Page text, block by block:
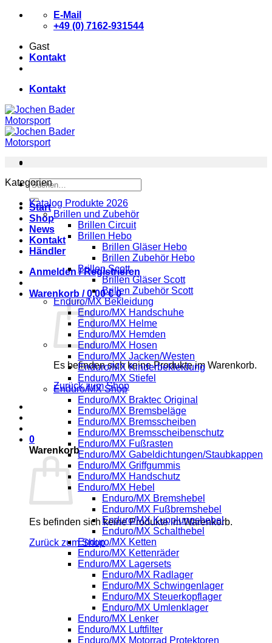
Zum
E-Mail
+49 (0) 7162-931544
Gast
Kontakt
Kontakt
Suchen
nach:
Start
Shop
News
Kontakt
Händler
Anmelden / Registrieren
Warenkorb /0,00€ 0
Es befinden sich keine Produkte im Warenkorb.
Zurück zum Shop
0
Warenkorb
Es befinden sich keine Produkte im Warenkorb.
Zurück zum Shop
Kategorien
Katalog Produkte 2026
Brillen und Zubehör
Brillen Circuit
Brillen Hebo
Brillen Gläser Hebo
Brillen Zubehör Hebo
Brillen Scott
Brillen Gläser Scott
Brillen Zubehör Scott
Enduro/MX Bekleidung
Enduro/MX Handschuhe
Enduro/MX Helme
Enduro/MX Hemden
Enduro/MX Hosen
Enduro/MX Jacken/Westen
Enduro/MX Kinderbekleidung
Enduro/MX Stiefel
Enduro/MX Shop
Enduro/MX Braktec Original
Enduro/MX Bremsbeläge
Enduro/MX Bremsscheiben
Enduro/MX Bremsscheibenschutz
Enduro/MX Fußrasten
Enduro/MX Gabeldichtungen/Staubkappen
Enduro/MX Griffgummis
Enduro/MX Handschutz
Enduro/MX Hebel
Enduro/MX Bremshebel
Enduro/MX Fußbremshebel
Enduro/MX Kupplungshebel
Enduro/MX Schalthebel
Enduro/MX Ketten
Enduro/MX Kettenräder
Enduro/MX Lagersets
Enduro/MX Radlager
Enduro/MX Schwingenlager
Enduro/MX Steuerkopflager
Enduro/MX Umlenklager
Enduro/MX Lenker
Enduro/MX Luftfilter
Enduro/MX Motorrad Protektoren